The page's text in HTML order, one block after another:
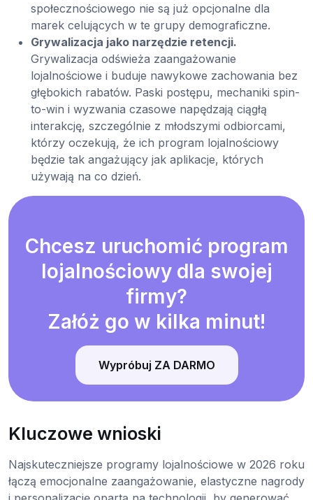
społecznościowego nie są już opcjonalne dla
marek celujących w te grupy demograficzne.
Grywalizacja jako narzędzie retencji.
Grywalizacja odświeża zaangażowanie
lojalnościowe i buduje nawykowe zachowania bez
głębokich rabatów. Paski postępu, mechaniki spin-
to-win i wyzwania czasowe napędzają ciągłą
interakcję, szczególnie z młodszymi odbiorcami,
którzy oczekują, że ich program lojalnościowy
będzie tak angażujący jak aplikacje, których
używają na co dzień.
Chcesz uruchomić program
lojalnościowy dla swojej
firmy?
Załóż go w kilka minut!
Wypróbuj ZA DARMO
Kluczowe wnioski
Najskuteczniejsze programy lojalnościowe w 2026 roku
łączą emocjonalne zaangażowanie, elastyczne nagrody